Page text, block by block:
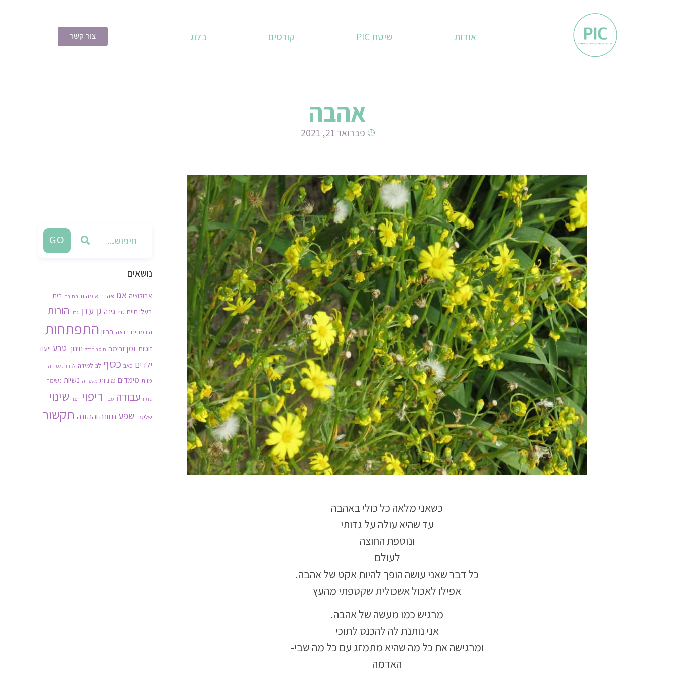
אודות שיטת PIC קורסים בלוג צור קשר
אהבה
פברואר 21, 2021
כשאני מלאה כל כולי באהבה
עד שהיא עולה על גדותי
ונוטפת החוצה
לעולם
כל דבר שאני עושה הופך להיות אקט של אהבה.
אפילו לאכול אשכולית שקטפתי מהעץ
מרגיש כמו מעשה של אהבה.
אני נותנת לה להכנס לתוכי
ומרגישה את כל מה שהיא מתמזג עם כל מה שבי-
האדמה
GO
נושאים
אבולוציה אגו אהבה אימהות בחירה בית
בעלי חיים גוף גינה גן עדן גרון הורות
הורמונים הנאה הריון התפתחות
זוגיות זמן זרימה חוסר ברזל חינוך טבע ייעוד
ילדים כאב כסף לב למידה לקויות למידה
מוות מימדים מיניות משפחה נשיות נשימה
סתיו עבודה עבר ריפוי רצון שינוי
שליטה שפע תזונה וההזנה תקשור